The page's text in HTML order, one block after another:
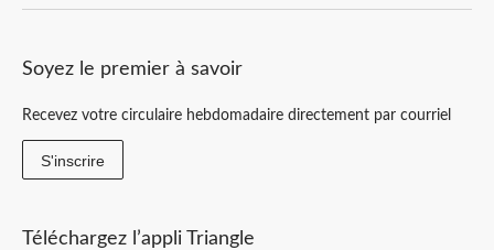
Soyez le premier à savoir
Recevez votre circulaire hebdomadaire directement par courriel
S'inscrire
Téléchargez l’appli Triangle